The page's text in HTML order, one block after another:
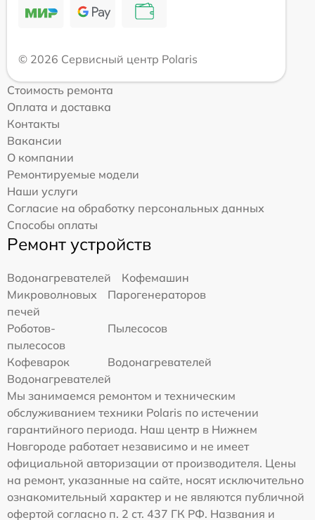
© 2026 Сервисный центр Polaris
Стоимость ремонта
Оплата и доставка
Контакты
Вакансии
О компании
Ремонтируемые модели
Наши услуги
Согласие на обработку персональных данных
Способы оплаты
Ремонт устройств
Водонагревателей
Кофемашин
Микроволновых
печей
Парогенераторов
Роботов-
пылесосов
Пылесосов
Кофеварок
Водонагревателей
Водонагревателей
Мы занимаемся ремонтом и техническим
обслуживанием техники Polaris по истечении
гарантийного периода. Наш центр в Нижнем
Новгороде работает независимо и не имеет
официальной авторизации от производителя. Цены
на ремонт, указанные на сайте, носят исключительно
ознакомительный характер и не являются публичной
офертой согласно п. 2 ст. 437 ГК РФ. Названия и